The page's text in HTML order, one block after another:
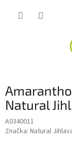
Natural
A0340011
Značka: Natural